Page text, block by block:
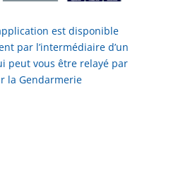
est disponible
par l’intermédiaire d’un
peut vous être relayé par
la Gendarmerie